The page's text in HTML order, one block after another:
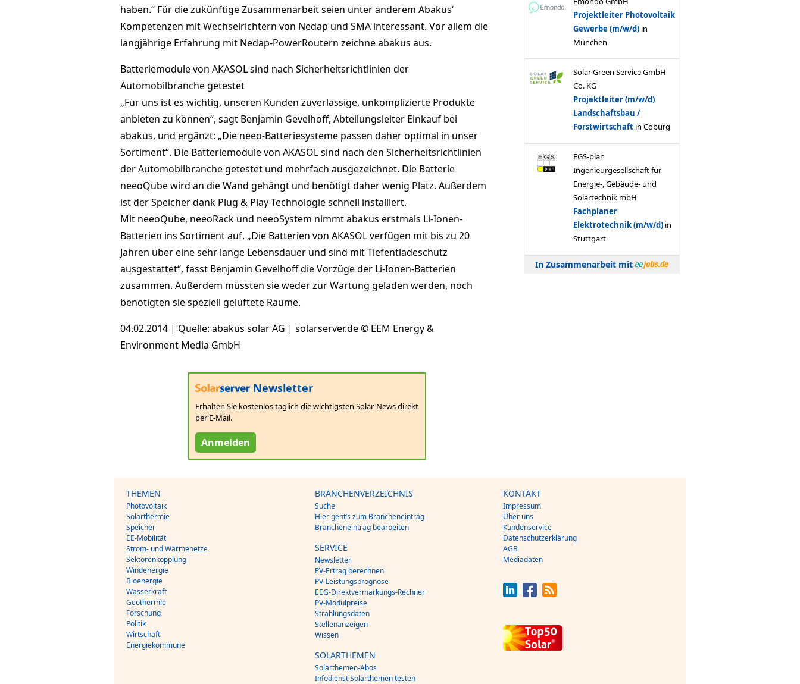
haben.“ Für die zukünftige Zusammenarbeit seien unter anderem Abakus‘
Kompetenzen mit Wechselrichtern von Nedap und SMA interessant. Vor allem die
langjährige Erfahrung mit Nedap-PowerRoutern zeichne abakus aus.
Batteriemodule von AKASOL sind nach Sicherheitsrichtlinien der
Automobilbranche getestet
„Für uns ist es wichtig, unseren Kunden zuverlässige, unkomplizierte Produkte
anbieten zu können“, sagt Benjamin Gevelhoff, Abteilungsleiter Einkauf bei
abakus, und ergänzt: „Die neeo-Batteriesysteme passen daher optimal in unser
Sortiment“. Die Batteriemodule von AKASOL sind nach den Sicherheitsrichtlinien
der Automobilbranche getestet und mehrfach ausgezeichnet. Die Batterie
neeoQube wird an die Wand gehängt und benötigt daher wenig Platz. Außerdem
ist der Speicher dank Plug & Play-Technologie schnell installiert.
Mit neeoQube, neeoRack und neeoSystem nimmt abakus erstmals Li-Ionen-
Batterien ins Sortiment auf. „Die Batterien von AKASOL verfügen mit bis zu 20
Jahren über eine sehr lange Lebensdauer und sind mit Tiefentladeschutz
ausgestattet“, fasst Benjamin Gevelhoff die Vorzüge der Li-Ionen-Batterien
zusammen. Außerdem müssten sie weder zur Wartung geladen werden, noch
benötigten sie speziell gelüftete Räume.
04.02.2014 | Quelle: abakus solar AG | solarserver.de © EEM Energy &
Environment Media GmbH
Newsletter
Erhalten Sie kostenlos täglich die wichtigsten Solar-News direkt
per E-Mail.
Anmelden
In Zusammenarbeit mit
THEMEN
Photovoltaik
Solarthermie
Speicher
EE-Mobilität
Strom- und Wärmenetze
Sektorenkopplung
Windenergie
Bioenergie
Wasserkraft
Geothermie
Forschung
Politik
Wirtschaft
Energiekommune
BRANCHENVERZEICHNIS
Suche
Hier geht’s zum Brancheneintrag
Brancheneintrag bearbeiten
SERVICE
Newsletter
PV-Ertrag berechnen
PV-Leistungsprognose
EEG-Direktvermarkungs-Rechner
PV-Modulpreise
Strahlungsdaten
Stellenanzeigen
Wissen
SOLARTHEMEN
Solarthemen-Abos
Infodienst Solarthemen testen
KONTAKT
Impressum
Über uns
Kundenservice
Datenschutzerklärung
AGB
Mediadaten